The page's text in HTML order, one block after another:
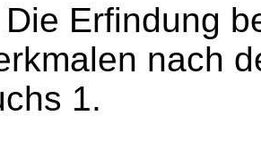
Die Erfindung
nach
1.